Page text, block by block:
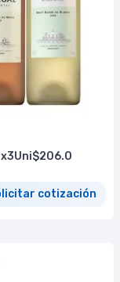
x3Uni$206.0
cotización